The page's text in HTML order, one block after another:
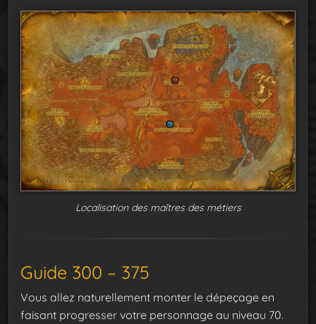
Localisation des maîtres des métiers
Guide 300 – 375
Vous allez naturellement monter le dépeçage en
faisant progresser votre personnage au niveau 70.